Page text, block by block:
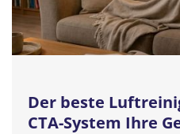
Der beste
CTA-System Ihre